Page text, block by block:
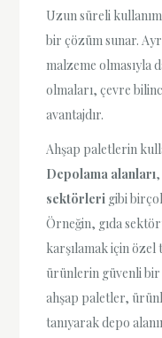
Uzun süreli
bir çözüm sunar.
malzeme olmasıyla
olmaları, çevre
avantajdır.
Ahşap paletlerin
Depolama alanları
sektörleri gibi
Örneğin, gıda
karşılamak için özel
ürünlerin güvenli bir
ahşap paletler,
tanıyarak depo